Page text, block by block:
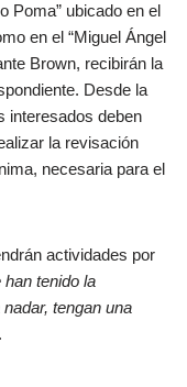
Poma” ubicado en el
en el “Miguel Ángel
Brown, recibirán la
Desde la
interesados deben
la revisación
necesaria para el
actividades por
han tenido la
tengan una